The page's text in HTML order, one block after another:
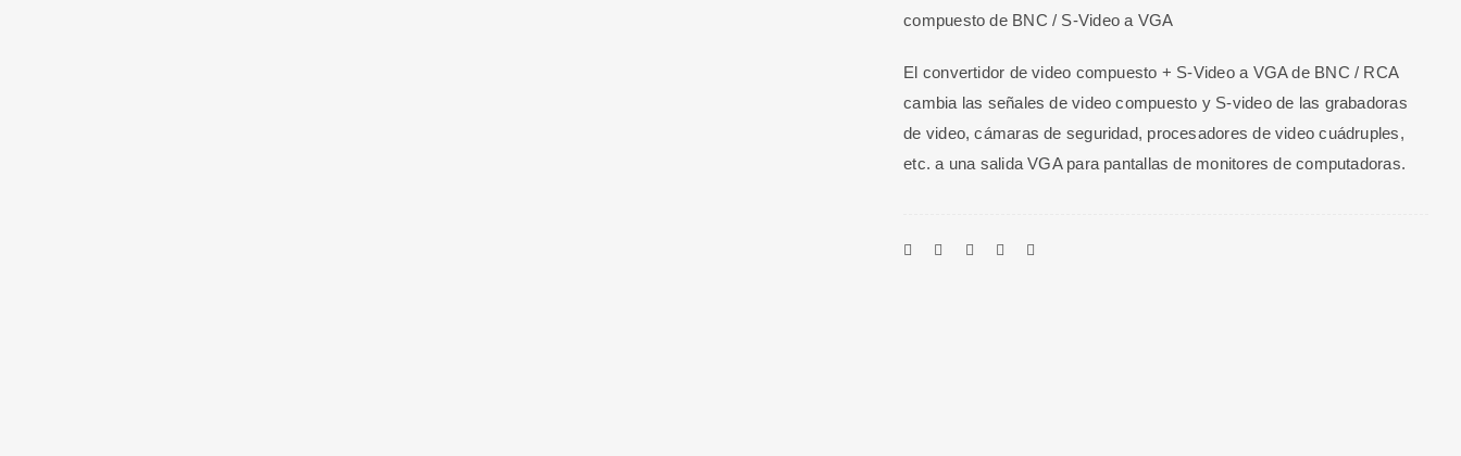
compuesto de BNC / S-Video a VGA
El convertidor de video compuesto + S-Video a VGA de BNC / RCA
cambia las señales de video compuesto y S-video de las grabadoras
de video, cámaras de seguridad, procesadores de video cuádruples,
etc. a una salida VGA para pantallas de monitores de computadoras.